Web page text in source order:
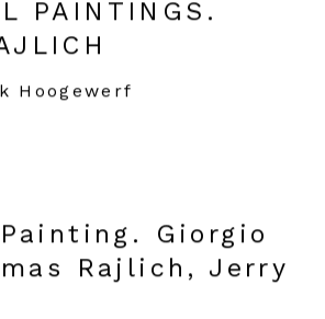
PAINTINGS.
Hoogewerf
Giorgio
Rajlich, Jerry